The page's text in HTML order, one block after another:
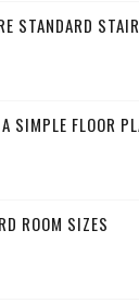
STANDARD
SIMPLE FLOOR
ROOM SIZES